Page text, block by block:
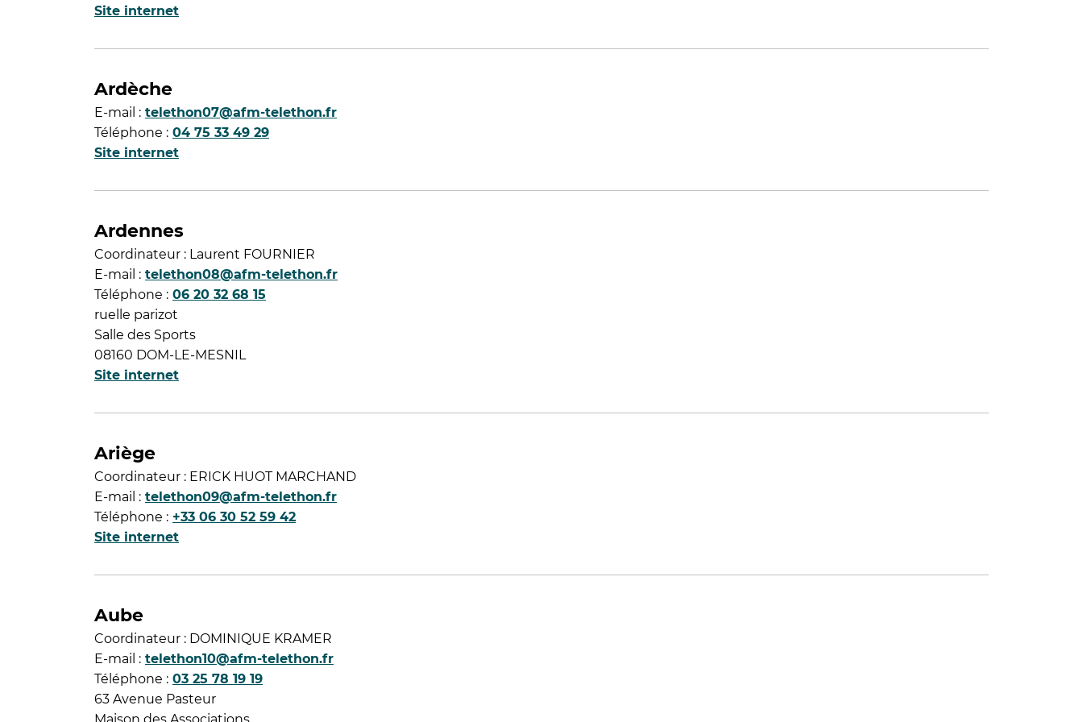
Site internet
Ardèche
E-mail : telethon07@afm-telethon.fr
Téléphone : 04 75 33 49 29
Site internet
Ardennes
Coordinateur : Laurent FOURNIER
E-mail : telethon08@afm-telethon.fr
Téléphone : 06 20 32 68 15
ruelle parizot
Salle des Sports
08160 DOM-LE-MESNIL
Site internet
Ariège
Coordinateur : ERICK HUOT MARCHAND
E-mail : telethon09@afm-telethon.fr
Téléphone : +33 06 30 52 59 42
Site internet
Aube
Coordinateur : DOMINIQUE KRAMER
E-mail : telethon10@afm-telethon.fr
Téléphone : 03 25 78 19 19
63 Avenue Pasteur